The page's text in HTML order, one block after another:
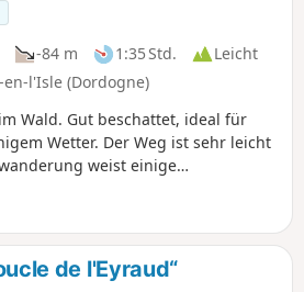
-84 m 1:35 Std.
Leicht
l'Isle (Dordogne)
Wald. Gut beschattet, ideal für
Wetter. Der Weg ist sehr leicht
weist einige
Familie nicht allzu steil sind. Wir
Gruppe von Erwachsenen in 1
in gemächlichem Spaziertempo
de l'Eyraud“